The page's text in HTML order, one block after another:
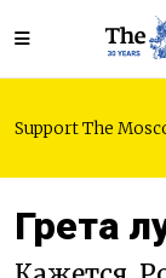
Support The
Грета